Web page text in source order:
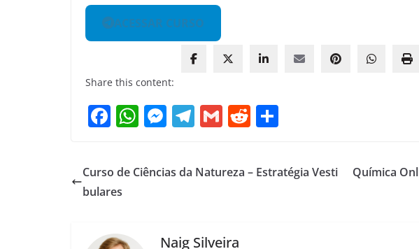
ACESSAR CURSO
Share this content:
F
e
b
o
W
at
s
M
ss
e
T
e
gr
G
l
R
d
di
ar
e
Curso de Ciências da Natureza – Estratégia Vesti
bulares
Química
Naig Silveira